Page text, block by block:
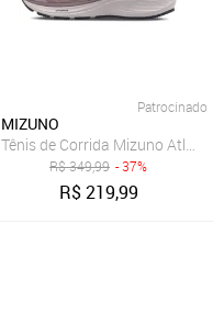
Patrocinado
MIZUNO
Tênis de Corrida Mizuno Atlantis
R$349,99 - 37%
R$219,99